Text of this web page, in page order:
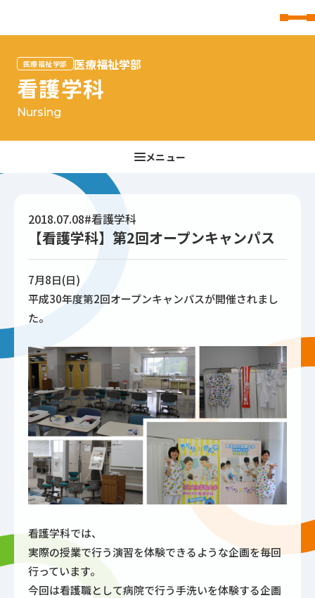
医療福祉学部 医療福祉学部
看護学科
Nursing
2018.07.08#看護学科
【看護学科】第2回オープンキャンパス
7月8日(日)
平成30年度第2回オープンキャンパスが開催されまし
た。
看護学科では、
実際の授業で行う演習を体験できるような企画を毎回
行っています。
今回は看護職として病院で行う手洗いを体験する企画